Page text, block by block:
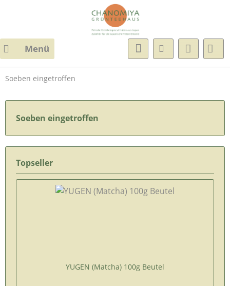
Menü
Soeben eingetroffen
Soeben eingetroffen
Topseller
YUGEN (Matcha) 100g Beutel